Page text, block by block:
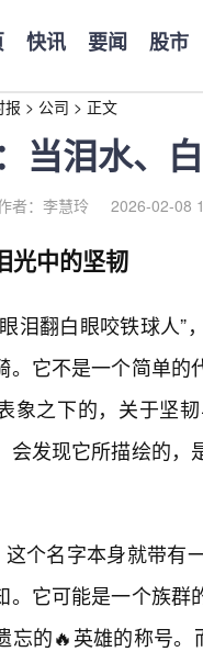
快讯 要闻 股市
报 > 公司 > 正文
当泪水、
者：李慧玲 2026-02-08
光中的坚韧
泪翻白眼咬铁球人
。它不是一个简单
象之下的，关于坚
会发现它所描绘的
这个名字本身就带
。它可能是一个族
忘的🔥英雄的称号